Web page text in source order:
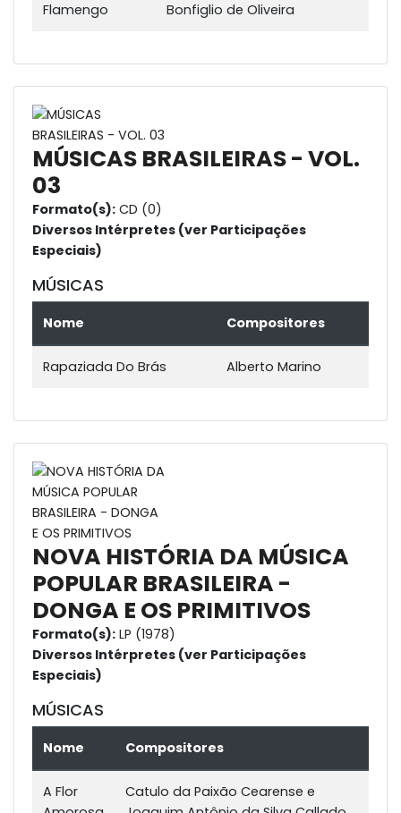
Flamengo Bonfiglio de Oliveira
MÚSICAS BRASILEIRAS - VOL.
03
Formato(s): CD (0)
Diversos Intérpretes (ver Participações
Especiais)
MÚSICAS
Nome Compositores
Rapaziada Do Brás Alberto Marino
NOVA HISTÓRIA DA MÚSICA
POPULAR BRASILEIRA -
DONGA E OS PRIMITIVOS
Formato(s): LP (1978)
Diversos Intérpretes (ver Participações
Especiais)
MÚSICAS
Nome Compositores
A Flor
Catulo da Paixão Cearense e